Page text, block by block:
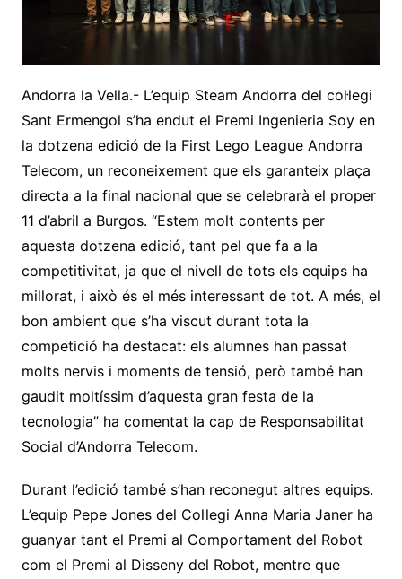
Andorra la Vella.- L’equip Steam Andorra del col·legi
Sant Ermengol s’ha endut el Premi Ingenieria Soy en
la dotzena edició de la First Lego League Andorra
Telecom, un reconeixement que els garanteix plaça
directa a la final nacional que se celebrarà el proper
11 d’abril a Burgos. “Estem molt contents per
aquesta dotzena edició, tant pel que fa a la
competitivitat, ja que el nivell de tots els equips ha
millorat, i això és el més interessant de tot. A més, el
bon ambient que s’ha viscut durant tota la
competició ha destacat: els alumnes han passat
molts nervis i moments de tensió, però també han
gaudit moltíssim d’aquesta gran festa de la
tecnologia” ha comentat la cap de Responsabilitat
Social d’Andorra Telecom.
Durant l’edició també s’han reconegut altres equips.
L’equip Pepe Jones del Col·legi Anna Maria Janer ha
guanyar tant el Premi al Comportament del Robot
com el Premi al Disseny del Robot, mentre que